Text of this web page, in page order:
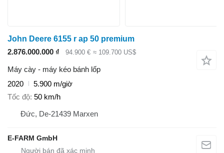
John Deere 6155 r ap 50 premium
2.876.000.000 ₫
94.900 € ≈ 109.700 US$
Máy cày - máy kéo bánh lốp
2020
5.900 m/giờ
Tốc độ 50 km/h
Đức, De-21439 Marxen
E-FARM GmbH